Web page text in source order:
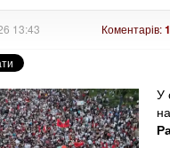
13:43 Коментарів:1
У